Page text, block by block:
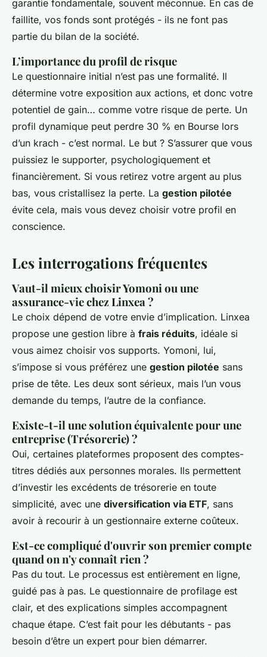
garantie fondamentale, souvent méconnue. En cas de
faillite, vos fonds sont protégés - ils ne font pas
partie du bilan de la société.
L’importance du profil de risque
Le questionnaire initial n’est pas une formalité. Il
détermine votre exposition aux actions, et donc votre
potentiel de gain… comme votre risque de perte. Un
profil dynamique peut perdre 30 % en Bourse lors
d’un krach - c’est normal. Le but ? S’assurer que vous
puissiez le supporter, psychologiquement et
financièrement. Si vous retirez votre argent au plus
bas, vous cristallisez la perte. La gestion pilotée
évite cela, mais vous devez choisir votre profil en
conscience.
Les interrogations fréquentes
Vaut-il mieux choisir Yomoni ou une
assurance-vie chez Linxea ?
Le choix dépend de votre envie d’implication. Linxea
propose une gestion libre à frais réduits, idéale si
vous aimez choisir vos supports. Yomoni, lui,
s’impose si vous préférez une gestion pilotée sans
prise de tête. Les deux sont sérieux, mais l’un vous
demande du temps, l’autre de la confiance.
Existe-t-il une solution équivalente pour une
entreprise (Trésorerie) ?
Oui, certaines plateformes proposent des comptes-
titres dédiés aux personnes morales. Ils permettent
d’investir les excédents de trésorerie en toute
simplicité, avec une diversification via ETF, sans
avoir à recourir à un gestionnaire externe coûteux.
Est-ce compliqué d'ouvrir son premier compte
quand on n'y connaît rien ?
Pas du tout. Le processus est entièrement en ligne,
guidé pas à pas. Le questionnaire de profilage est
clair, et des explications simples accompagnent
chaque étape. C’est fait pour les débutants - pas
besoin d’être un expert pour bien démarrer.